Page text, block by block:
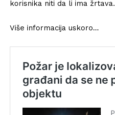
korisnika niti da li ima žrtava.
Više informacija uskoro…